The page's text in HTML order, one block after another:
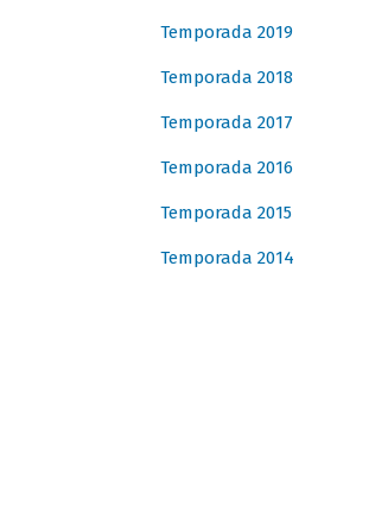
Temporada 2019
Temporada 2018
Temporada 2017
Temporada 2016
Temporada 2015
Temporada 2014